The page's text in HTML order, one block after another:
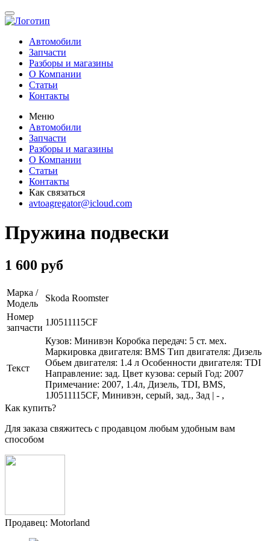
Автомобили
Запчасти
Разборы и магазины
О Компании
Статьи
Контакты
Меню
Автомобили
Запчасти
Разборы и магазины
О Компании
Статьи
Контакты
Как связаться
avtoagregator@icloud.com
Пружина подвески
1 600 руб
Марка /
Модель
Skoda Roomster
Номер
запчасти
1J0511115CF
Текст
Кузов: Минивэн Коробка передач: 5 ст. мех.
Маркировка двигателя: BMS Тип двигателя: Дизель
Обьем двигателя: 1.4 л Особенности двигателя: TDI
Направление: зад. Цвет кузова: серый Год: 2007
Примечание: 2007, 1.4л, Дизель, TDI, BMS,
1J0511115CF, Минивэн, серый, зад., Зад | - ,
Как купить?
Для заказа свяжитесь с продавцом любым удобным вам
способом
Продавец: Motorland